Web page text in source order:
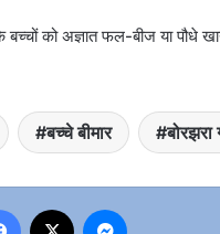
को अज्ञात फल-बीज या पौधे
बच्चे बीमार बोरझरा
Facebook